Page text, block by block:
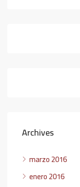
Archives
marzo 2016
enero 2016